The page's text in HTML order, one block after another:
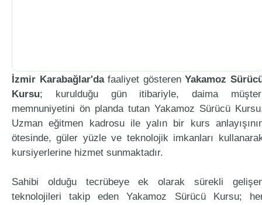
İzmir Karabağlar'dafaaliyet gösterenYakamoz
Kursu; kurulduğu gün itibariyle, daima
memnuniyetini ön planda tutan Yakamoz Sürücü
Uzman eğitmen kadrosu ile yalın bir kurs
ötesinde, güler yüzle ve teknolojik imkanları
kursiyerlerine hizmet sunmaktadır.
Sahibi olduğu tecrübeye ek olarak sürekli
teknolojileri takip eden Yakamoz Sürücü Kursu;